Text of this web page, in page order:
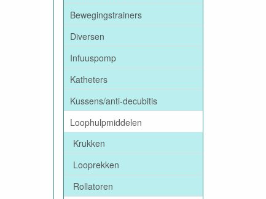
Bewegingstrainers
Diversen
Infuuspomp
Katheters
Kussens/anti-decubitis
Loophulpmiddelen
Krukken
Looprekken
Rollatoren